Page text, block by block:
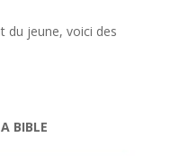
du jeune, voici des
BIBLE